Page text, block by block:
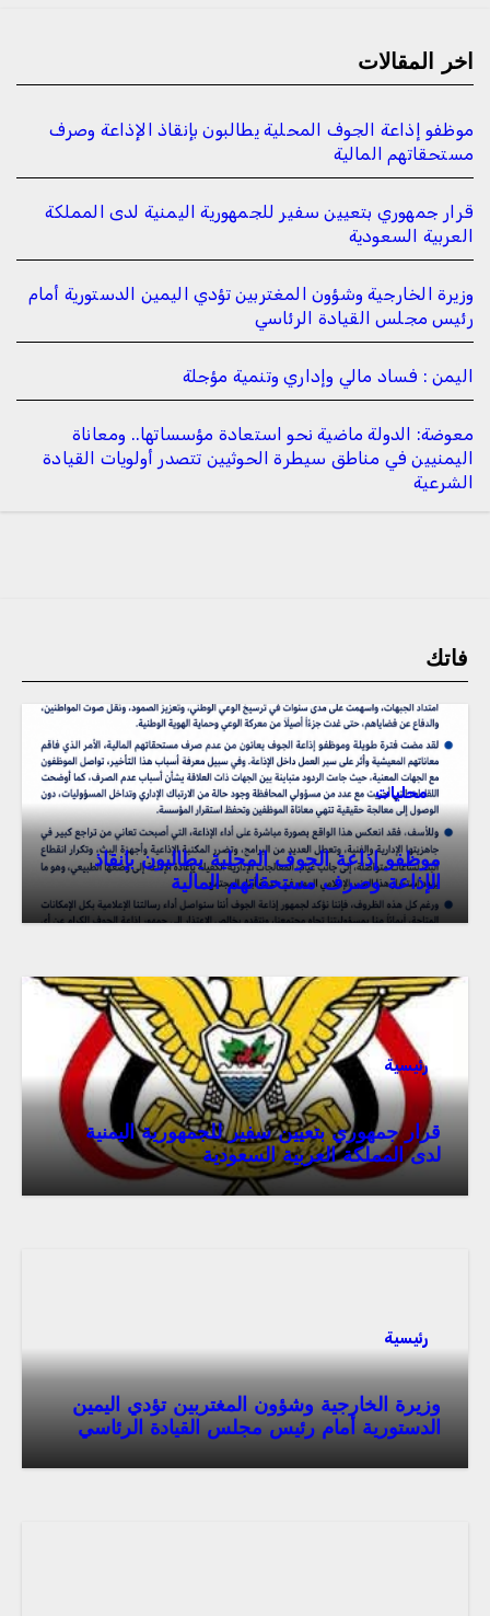
اخر المقالات
موظفو إذاعة الجوف المحلية يطالبون بإنقاذ الإذاعة وصرف
مستحقاتهم المالية
قرار جمهوري بتعيين سفير للجمهورية اليمنية لدى المملكة
العربية السعودية
وزيرة الخارجية وشؤون المغتربين تؤدي اليمين الدستورية أمام
رئيس مجلس القيادة الرئاسي
اليمن : فساد مالي وإداري وتنمية مؤجلة
معوضة: الدولة ماضية نحو استعادة مؤسساتها.. ومعاناة
اليمنيين في مناطق سيطرة الحوثيين تتصدر أولويات القيادة
الشرعية
فاتك
محليات
موظفو إذاعة الجوف المحلية يطالبون بإنقاذ
الإذاعة وصرف مستحقاتهم المالية
رئيسية
قرار جمهوري بتعيين سفير للجمهورية اليمنية
لدى المملكة العربية السعودية
رئيسية
وزيرة الخارجية وشؤون المغتربين تؤدي اليمين
الدستورية أمام رئيس مجلس القيادة الرئاسي